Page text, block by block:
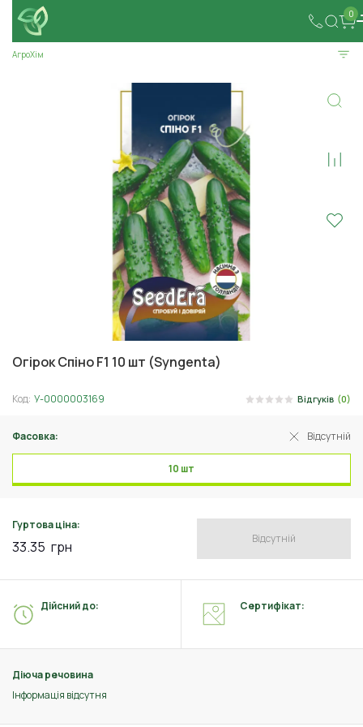
0
АгроХім
Огірок Спіно F1 10 шт (Syngenta)
Код: У-0000003169 Відгуків (0)
Фасовка: Відсутній
10 шт
Гуртова ціна:
33.35 грн Відсутній
Діюча речовина
Інформація відсутня
Дійсний до: Сертифікат: